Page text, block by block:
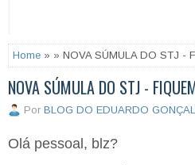
Home » » NOVA SÚMULA DO STJ -
NOVA SÚMULA DO STJ -
Por BLOG DO EDUARDO
Olá pessoal, blz?